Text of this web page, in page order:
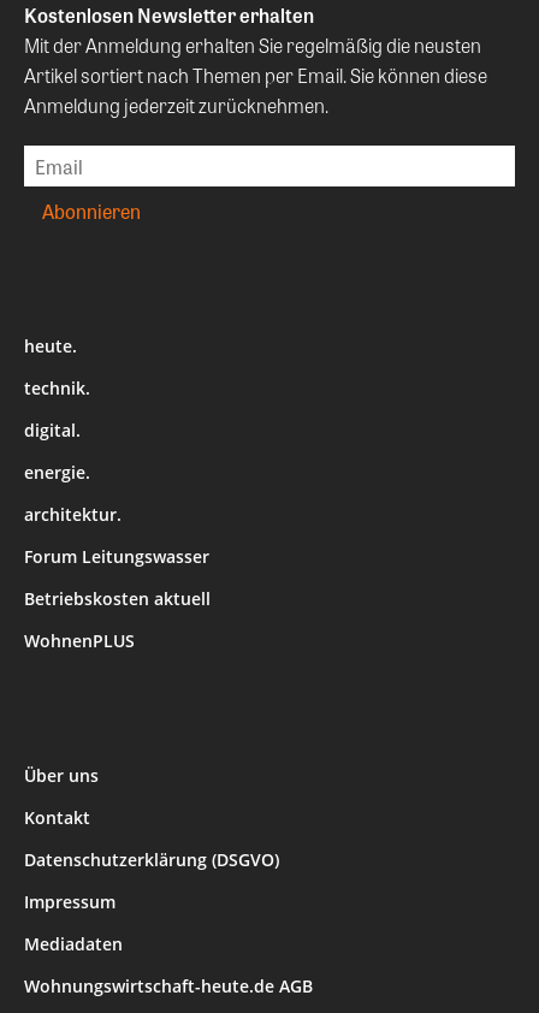
Kostenlosen Newsletter erhalten
Mit der Anmeldung erhalten Sie regelmäßig die neusten
Artikel sortiert nach Themen per Email. Sie können diese
Anmeldung jederzeit zurücknehmen.
heute.
technik.
digital.
energie.
architektur.
Forum Leitungswasser
Betriebskosten aktuell
WohnenPLUS
Über uns
Kontakt
Datenschutzerklärung (DSGVO)
Impressum
Mediadaten
Wohnungswirtschaft-heute.de AGB